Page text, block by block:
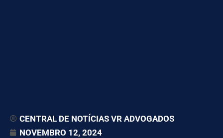
CENTRAL DE NOTÍCIAS VR ADVOGADOS
NOVEMBRO 12, 2024